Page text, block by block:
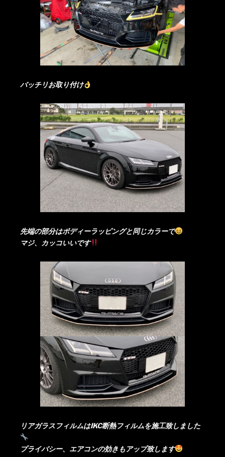
バッチリお取り付け
先端の部分はボディーラッピングと同じカラーで
マジ、カッコいいです
リアガラスフィルムはIKC断熱フィルムを施工致しました
プライバシー、エアコンの効きもアップ致します